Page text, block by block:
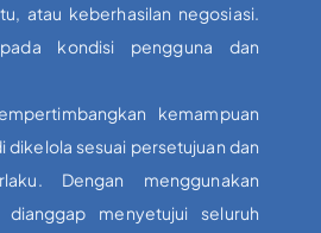
atau keberhasilan negosiasi.
kondisi pengguna dan
kemampuan
dikelola sesuai persetujuan dan
Dengan menggunakan
dianggap menyetujui seluruh